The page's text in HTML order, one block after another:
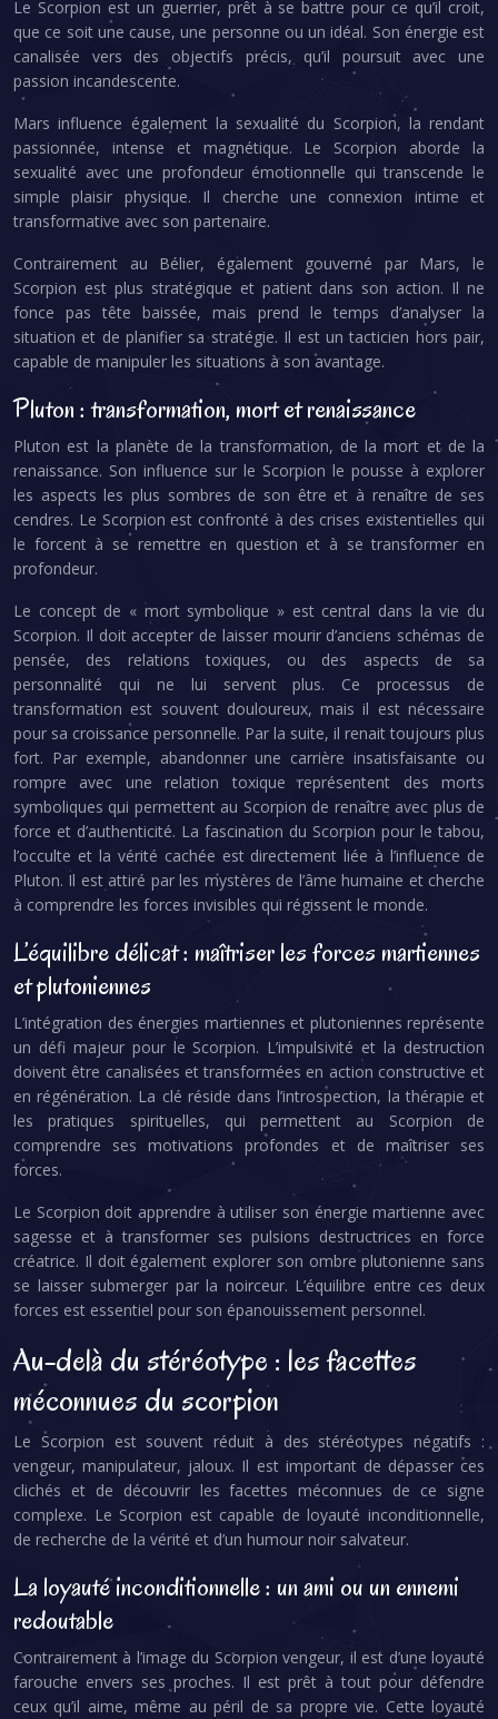
Le Scorpion est un guerrier, prêt à se battre pour ce qu’il croit,
que ce soit une cause, une personne ou un idéal. Son énergie est
canalisée vers des objectifs précis, qu’il poursuit avec une
passion incandescente.
Mars influence également la sexualité du Scorpion, la rendant
passionnée, intense et magnétique. Le Scorpion aborde la
sexualité avec une profondeur émotionnelle qui transcende le
simple plaisir physique. Il cherche une connexion intime et
transformative avec son partenaire.
Contrairement au Bélier, également gouverné par Mars, le
Scorpion est plus stratégique et patient dans son action. Il ne
fonce pas tête baissée, mais prend le temps d’analyser la
situation et de planifier sa stratégie. Il est un tacticien hors pair,
capable de manipuler les situations à son avantage.
Pluton : transformation, mort et renaissance
Pluton est la planète de la transformation, de la mort et de la
renaissance. Son influence sur le Scorpion le pousse à explorer
les aspects les plus sombres de son être et à renaître de ses
cendres. Le Scorpion est confronté à des crises existentielles qui
le forcent à se remettre en question et à se transformer en
profondeur.
Le concept de « mort symbolique » est central dans la vie du
Scorpion. Il doit accepter de laisser mourir d’anciens schémas de
pensée, des relations toxiques, ou des aspects de sa
personnalité qui ne lui servent plus. Ce processus de
transformation est souvent douloureux, mais il est nécessaire
pour sa croissance personnelle. Par la suite, il renait toujours plus
fort. Par exemple, abandonner une carrière insatisfaisante ou
rompre avec une relation toxique représentent des morts
symboliques qui permettent au Scorpion de renaître avec plus de
force et d’authenticité. La fascination du Scorpion pour le tabou,
l’occulte et la vérité cachée est directement liée à l’influence de
Pluton. Il est attiré par les mystères de l’âme humaine et cherche
à comprendre les forces invisibles qui régissent le monde.
L’équilibre délicat : maîtriser les forces martiennes
et plutoniennes
L’intégration des énergies martiennes et plutoniennes représente
un défi majeur pour le Scorpion. L’impulsivité et la destruction
doivent être canalisées et transformées en action constructive et
en régénération. La clé réside dans l’introspection, la thérapie et
les pratiques spirituelles, qui permettent au Scorpion de
comprendre ses motivations profondes et de maîtriser ses
forces.
Le Scorpion doit apprendre à utiliser son énergie martienne avec
sagesse et à transformer ses pulsions destructrices en force
créatrice. Il doit également explorer son ombre plutonienne sans
se laisser submerger par la noirceur. L’équilibre entre ces deux
forces est essentiel pour son épanouissement personnel.
Au-delà du stéréotype : les facettes
méconnues du scorpion
Le Scorpion est souvent réduit à des stéréotypes négatifs :
vengeur, manipulateur, jaloux. Il est important de dépasser ces
clichés et de découvrir les facettes méconnues de ce signe
complexe. Le Scorpion est capable de loyauté inconditionnelle,
de recherche de la vérité et d’un humour noir salvateur.
La loyauté inconditionnelle : un ami ou un ennemi
redoutable
Contrairement à l’image du Scorpion vengeur, il est d’une loyauté
farouche envers ses proches. Il est prêt à tout pour défendre
ceux qu’il aime, même au péril de sa propre vie. Cette loyauté